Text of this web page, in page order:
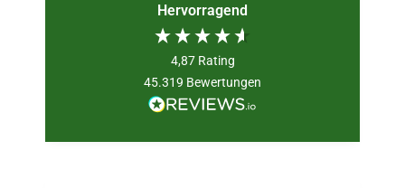
Hervorragend
4,87 Rating
45.319 Bewertungen